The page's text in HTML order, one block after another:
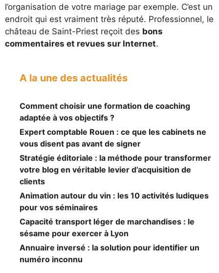
l’organisation de votre mariage par exemple. C’est un
endroit qui est vraiment très réputé. Professionnel, le
château de Saint-Priest reçoit des bons
commentaires et revues sur Internet.
A la une des actualités
Comment choisir une formation de coaching
adaptée à vos objectifs ?
Expert comptable Rouen : ce que les cabinets ne
vous disent pas avant de signer
Stratégie éditoriale : la méthode pour transformer
votre blog en véritable levier d’acquisition de
clients
Animation autour du vin : les 10 activités ludiques
pour vos séminaires
Capacité transport léger de marchandises : le
sésame pour exercer à Lyon
Annuaire inversé : la solution pour identifier un
numéro inconnu